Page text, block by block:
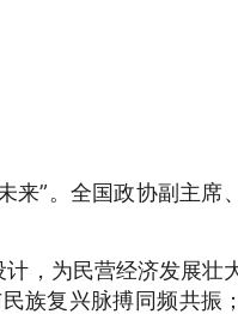
来”。全国政协副主席
，为民营经济发展壮
族复兴脉搏同频共振